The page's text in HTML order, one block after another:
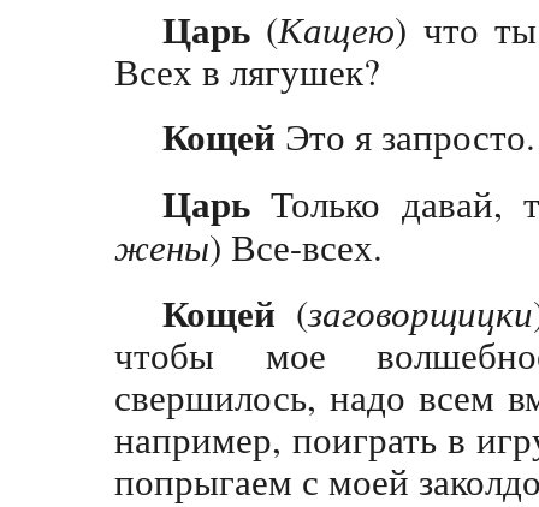
Царь (Кащею) что
Всех в лягушек?
Кощей Это я запросто.
Царь Только давай,
жены) Все-всех.
Кощей (заговорщицки
чтобы мое
свершилось, надо всем
например, поиграть в
попрыгаем с моей